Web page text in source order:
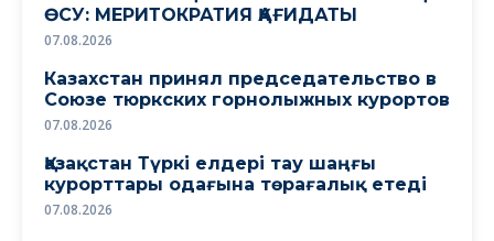
ӨСУ: МЕРИТОКРАТИЯ ҚАҒИДАТЫ
07.08.2026
Казахстан принял председательство в
Союзе тюркских горнолыжных курортов
07.08.2026
Қазақстан Түркі елдері тау шаңғы
курорттары одағына төрағалық етеді
07.08.2026